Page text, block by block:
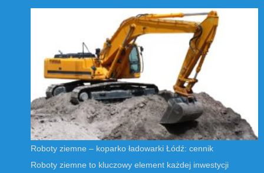
Roboty ziemne – koparko ładowarki Łódź: cennik
Roboty ziemne to kluczowy element każdej inwestycji